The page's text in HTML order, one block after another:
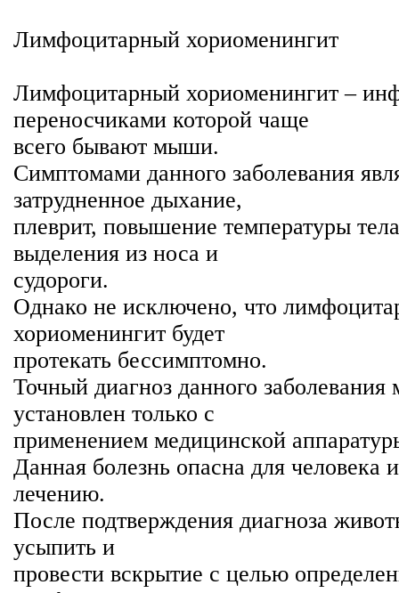
Лимфоцитарный хориоменингит
Лимфоцитарный хориоменингит –
переносчиками которой чаще
всего бывают мыши.
Симптомами данного заболевания
затрудненное дыхание,
плеврит, повышение температуры
выделения из носа и
судороги.
Однако не исключено, что
хориоменингит будет
протекать бессимптомно.
Точный диагноз данного заболевания
установлен только с
применением медицинской
Данная болезнь опасна для человека
лечению.
После подтверждения диагноза
усыпить и
провести вскрытие с целью